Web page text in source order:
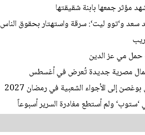
مؤثر جمعها بابنة شقيقتها
سعد و‘توو ليت‘: سرقة واستهتار بحقوق الناس
مي عز الدين
إلى الأجواء الشعبية في رمضان 2027
ولم أستطع مغادرة السرير أسبوعاً